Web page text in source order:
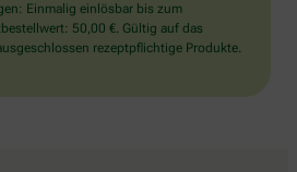
Einmalig einlösbar bis zum
50,00 €. Gültig auf das
rezeptpflichtige Produkte.